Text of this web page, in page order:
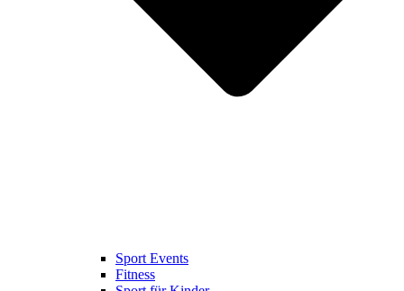
Sport Events
Fitness